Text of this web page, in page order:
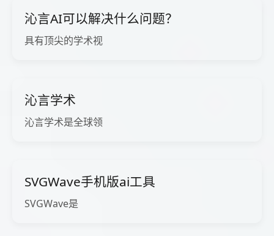
沁言AI可以解决什么问题？
具有顶尖的学术视
沁言学术
沁言学术是全球领
SVGWave手机版ai工具
SVGWave是